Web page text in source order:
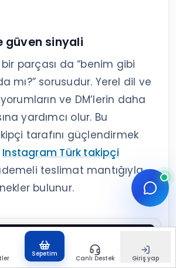
güven sinyali
bir parçası da “benim gibi
mı?” sorusudur. Yerel dil ve
ve DM’lerin daha
yardımcı olur. Bu
tarafını güçlendirmek
Instagram Türk takipçi
teslimat mantığıyla
bulunur.
Sepetim
Canlı Destek Giriş yap